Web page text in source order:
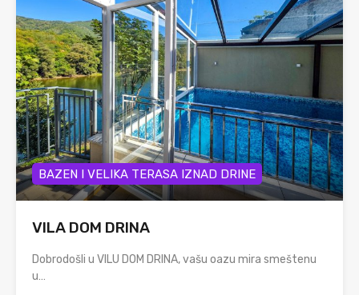
BAZEN I VELIKA TERASA IZNAD DRINE
VILA DOM DRINA
Dobrodošli u VILU DOM DRINA, vašu oazu mira smeštenu
u…